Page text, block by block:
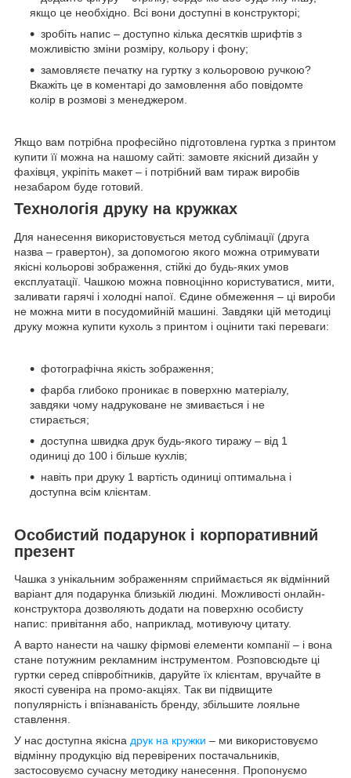
якщо це необхідно. Всі вони доступні в конструкторі;
зробіть напис – доступно кілька десятків шрифтів з
можливістю зміни розміру, кольору і фону;
замовляєте печатку на гуртку з кольоровою ручкою?
Вкажіть це в коментарі до замовлення або повідомте
колір в розмові з менеджером.
Якщо вам потрібна професійно підготовлена гуртка з принтом
купити її можна на нашому сайті: замовте якісний дизайн у
фахівця, укріпіть макет – і потрібний вам тираж виробів
незабаром буде готовий.
Технологія друку на кружках
Для нанесення використовується метод сублімації (друга
назва – гравертон), за допомогою якого можна отримувати
якісні кольорові зображення, стійкі до будь-яких умов
експлуатації. Чашкою можна повноцінно користуватися, мити,
заливати гарячі і холодні напої. Єдине обмеження – ці вироби
не можна мити в посудомийній машині. Завдяки цій методиці
друку можна купити кухоль з принтом і оцінити такі переваги:
фотографічна якість зображення;
фарба глибоко проникає в поверхню матеріалу,
завдяки чому надруковане не змивається і не
стирається;
доступна швидка друк будь-якого тиражу – від 1
одиниці до 100 і більше кухлів;
навіть при друку 1 вартість одиниці оптимальна і
доступна всім клієнтам.
Особистий подарунок і корпоративний
презент
Чашка з унікальним зображенням сприймається як відмінний
варіант для подарунка близькій людині. Можливості онлайн-
конструктора дозволяють додати на поверхню особисту
напис: привітання або, наприклад, мотивуючу цитату.
А варто нанести на чашку фірмові елементи компанії – і вона
стане потужним рекламним інструментом. Розповсюдьте ці
гуртки серед співробітників, даруйте їх клієнтам, вручайте в
якості сувеніра на промо-акціях. Так ви підвищите
популярність і впізнаваність бренду, збільшите лояльне
ставлення.
У нас доступна якісна друк на кружки – ми використовуємо
відмінну продукцію від перевірених постачальників,
застосовуємо сучасну методику нанесення. Пропонуємо